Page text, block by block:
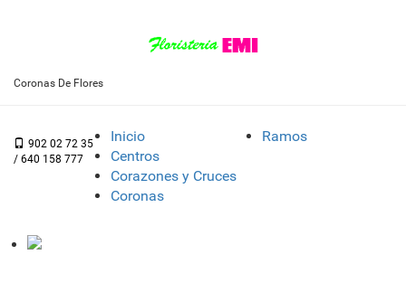
Coronas De Flores
902 02 72 35
/ 640 158 777
Inicio
Ramos
Centros
Corazones y Cruces
Coronas